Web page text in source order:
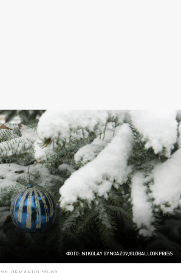
ФОТО: NIKOLAY GYNGAZOV/GLOBALLOOKPRESS